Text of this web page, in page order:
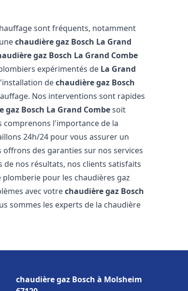
sont fréquents, notamment
chaudière gaz Bosch La Grand
gaz Bosch La Grand Combe
expérimentés de La Grand
dechaudière gaz Bosch
Nos interventions sont rapides
gaz Bosch La Grand Combesoit
comprenons l'importance de la
24h/24 pour vous assurer un
des garanties sur nos services
nos résultats, nos clients satisfaits
pour les chaudières gaz
avec votrechaudière gaz Bosch
sommes les experts de la chaudière
chaudière gaz Bosch à Molsheim